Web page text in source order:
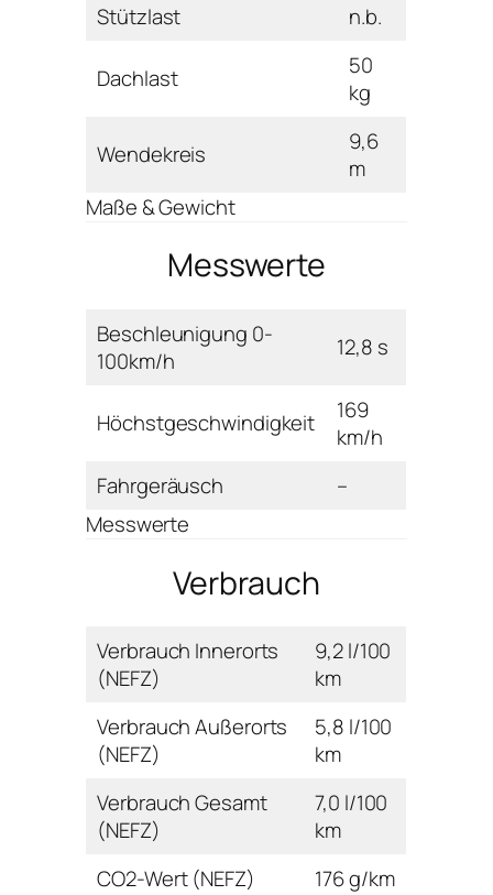
Stützlast
n.b.
Dachlast
50
kg
Wendekreis
9,6
m
Maße & Gewicht
Messwerte
Beschleunigung 0-
100km/h
12,8 s
Höchstgeschwindigkeit
169
km/h
Fahrgeräusch
–
Messwerte
Verbrauch
Verbrauch Innerorts
(NEFZ)
9,2 l/100
km
Verbrauch Außerorts
(NEFZ)
5,8 l/100
km
Verbrauch Gesamt
(NEFZ)
7,0 l/100
km
CO2-Wert (NEFZ)
176 g/km